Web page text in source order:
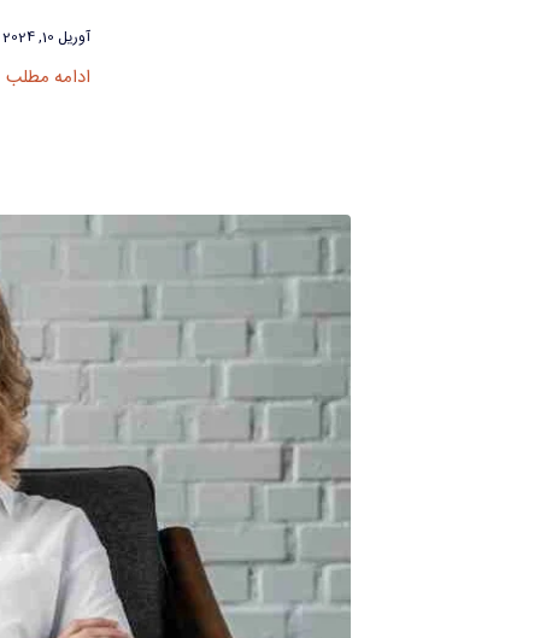
آوریل 10, 2024
ادامه مطلب